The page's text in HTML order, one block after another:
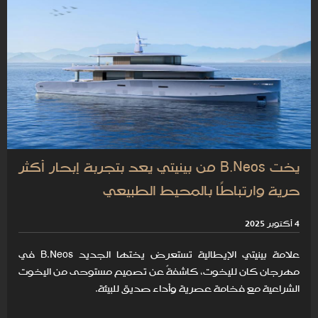
يخت B.Neos من بينيتي يعد بتجربة إبحار أكثر
حرية وارتباطًا بالمحيط الطبيعي
4 أكتوبر 2025
علامة بينيتي الإيطالية تستعرض يختها الجديد B.Neos في
مهرجان كان لليخوت، كاشفةً عن تصميم مستوحى من اليخوت
الشراعية مع فخامة عصرية وأداء صديق للبيئة.